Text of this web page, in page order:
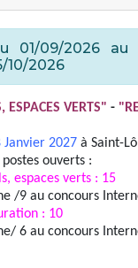
01/09/2026 au
10/2026
ESPACES VERTS" -
2027à Saint-
ouverts :
espaces verts : 15
/9 au concours
: 10
6 au concours